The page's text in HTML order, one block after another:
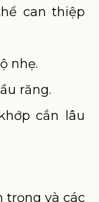
can thiệp
nhẹ.
răng.
cắn lâu
trọng và các